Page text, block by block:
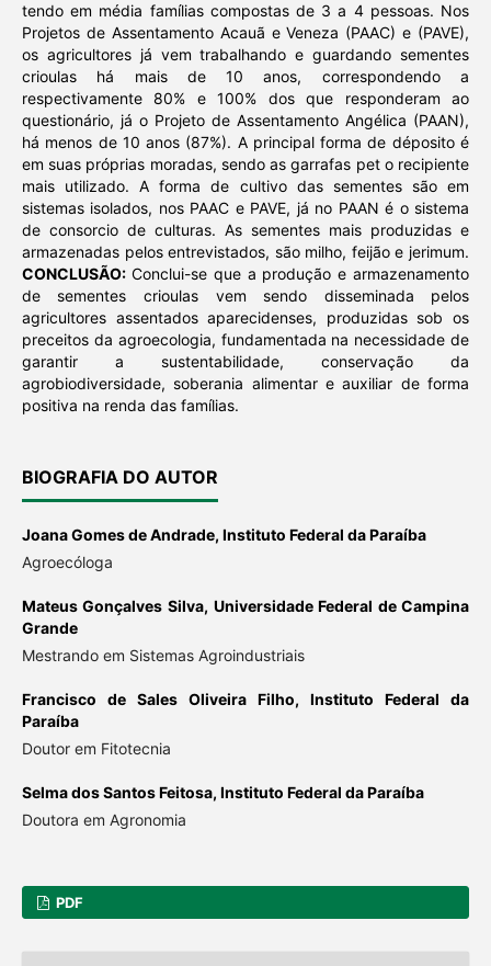
tendo em média famílias compostas de 3 a 4 pessoas. Nos
Projetos de Assentamento Acauã e Veneza (PAAC) e (PAVE),
os agricultores já vem trabalhando e guardando sementes
crioulas há mais de 10 anos, correspondendo a
respectivamente 80% e 100% dos que responderam ao
questionário, já o Projeto de Assentamento Angélica (PAAN),
há menos de 10 anos (87%). A principal forma de déposito é
em suas próprias moradas, sendo as garrafas pet o recipiente
mais utilizado. A forma de cultivo das sementes são em
sistemas isolados, nos PAAC e PAVE, já no PAAN é o sistema
de consorcio de culturas. As sementes mais produzidas e
armazenadas pelos entrevistados, são milho, feijão e jerimum.
CONCLUSÃO: Conclui-se que a produção e armazenamento
de sementes crioulas vem sendo disseminada pelos
agricultores assentados aparecidenses, produzidas sob os
preceitos da agroecologia, fundamentada na necessidade de
garantir a sustentabilidade, conservação da
agrobiodiversidade, soberania alimentar e auxiliar de forma
positiva na renda das famílias.
BIOGRAFIA DO AUTOR
Joana Gomes de Andrade, Instituto Federal da Paraíba
Agroecóloga
Mateus Gonçalves Silva, Universidade Federal de Campina
Grande
Mestrando em Sistemas Agroindustriais
Francisco de Sales Oliveira Filho,Instituto Federal da
Paraíba
Doutor em Fitotecnia
Selma dos Santos Feitosa, Instituto Federal da Paraíba
Doutora em Agronomia
PDF